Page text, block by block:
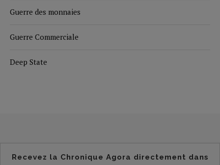
Guerre des monnaies
Guerre Commerciale
Deep State
Recevez la Chronique Agora directement dans